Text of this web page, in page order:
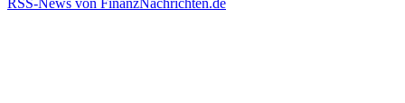
RSS-News von FinanzNachrichten.de